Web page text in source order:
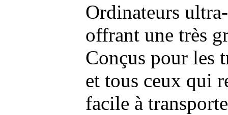
Ordinateurs
offrant une très
Conçus pour les
et tous ceux qui
facile à